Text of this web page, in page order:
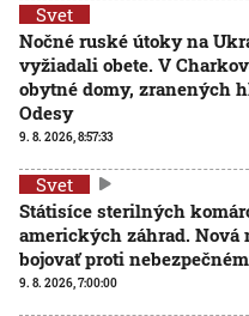
Svet
Nočné ruské útoky na
vyžiadali obete. V
obytné domy, zranených
Odesy
9. 8. 2026, 8:57:33
Svet
Státisíce sterilných
amerických záhrad. Nová
bojovať proti
9. 8. 2026, 7:00:00